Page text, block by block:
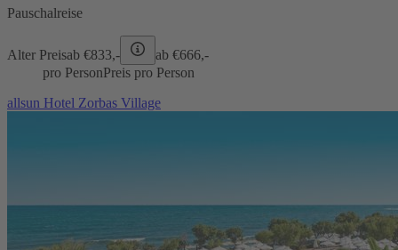
Pauschalreise
Alter Preisab €833,- ab €666,-
pro PersonPreis pro Person
allsun Hotel Zorbas Village